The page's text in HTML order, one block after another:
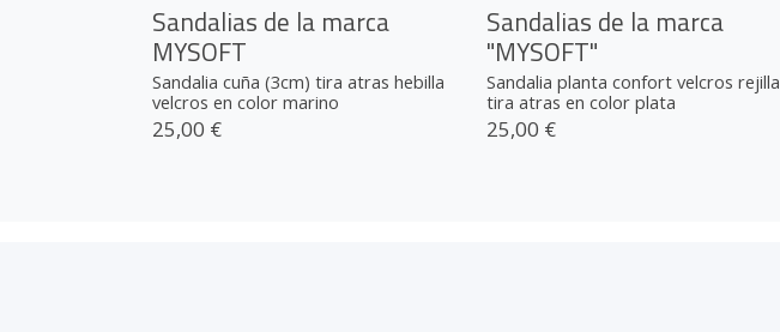
Sandalias de la marca
MYSOFT
Sandalia cuña (3cm) tira atras hebilla
velcros en color marino
25,00 €
Sandalias de la marca
"MYSOFT"
Sandalia planta confort velcros rejilla
tira atras en color plata
25,00 €